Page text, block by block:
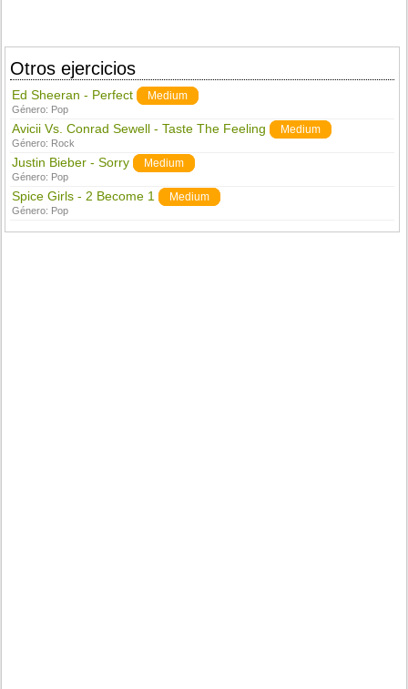
Otros ejercicios
Ed Sheeran - Perfect Medium
Género: Pop
Avicii Vs. Conrad Sewell - Taste The Feeling Medium
Género: Rock
Justin Bieber - Sorry Medium
Género: Pop
Spice Girls - 2 Become 1 Medium
Género: Pop